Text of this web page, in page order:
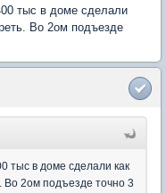
тыс в доме сделали
Во 2ом подъезде
тыс в доме сделали как
2ом подъезде точно 3